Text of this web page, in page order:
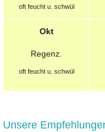
oft feucht u. schwül
Okt
Regenz.
oft feucht u. schwül
Unsere